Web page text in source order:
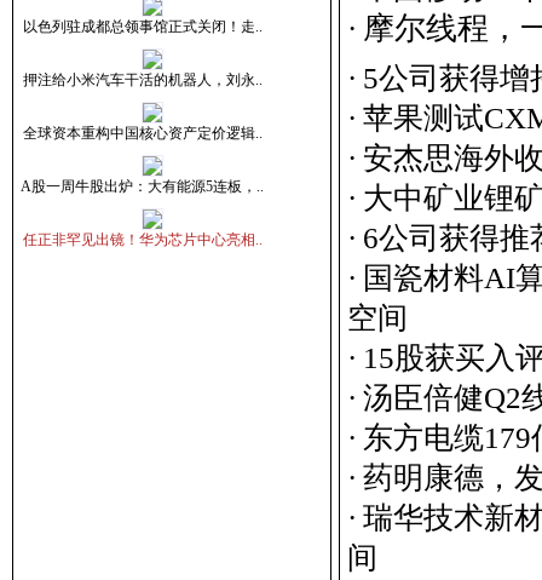
· 摩尔线程 ，
· 5公司获得增
· 苹果测试
· 安杰思海外
· 大中矿业锂
· 6公司获得推
· 国瓷材料AI
空间
· 15股获买入
· 汤臣倍健Q2
· 东方电缆
· 药明康德，
· 瑞华技术新
间